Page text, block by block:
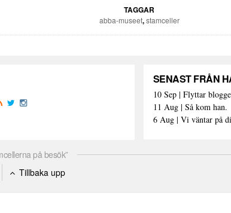
TAGGAR
abba-museet,stamceller
SENAST FRÅN
10 Sep | Flyttar
11 Aug | Så kom han.
6 Aug | Vi väntar på
på besök”
Tillbaka upp